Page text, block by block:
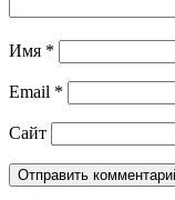
Имя *
Email *
Сайт